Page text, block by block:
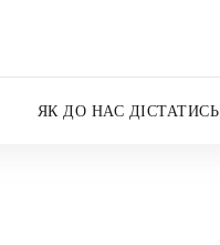
ЯК ДО НАС ДІСТАТИСЬ